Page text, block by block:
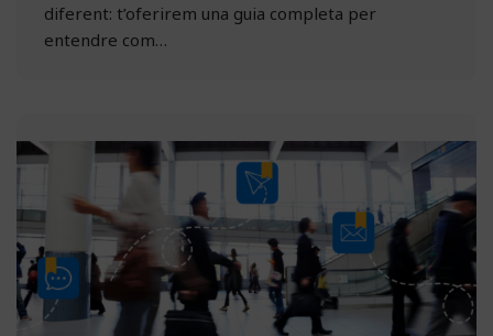
diferent: t’oferirem una guia completa per
entendre com…